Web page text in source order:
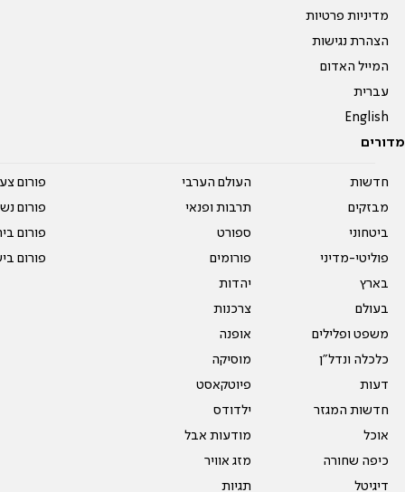
מדיניות פרטיות
הצהרת נגישות
המייל האדום
עברית
English
מדורים
חדשות
מבזקים
ביטחוני
פוליטי-מדיני
בארץ
בעולם
משפט ופלילים
כלכלה ונדל"ן
דעות
חדשות המגזר
אוכל
כיפה שחורה
דיגיטל
העולם הערבי
תרבות ופנאי
ספורט
פורומים
יהדות
צרכנות
אופנה
מוסיקה
פיוטקאסט
ילדודס
מודעות אבל
מזג אוויר
תגיות
פורום
פורום
פורום
פורום